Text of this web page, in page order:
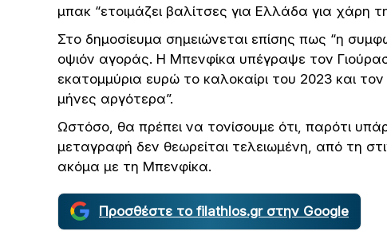
μπακ “ετοιμάζει βαλίτσες για Ελλάδα για χάρη
Στο δημοσίευμα σημειώνεται επίσης πως “η
οψιόν αγοράς. Η Μπενφίκα υπέγραψε τον
εκατομμύρια ευρώ το καλοκαίρι του 2023 και
μήνες αργότερα”.
Ωστόσο, θα πρέπει να τονίσουμε ότι, παρότι
μεταγραφή δεν θεωρείται τελειωμένη, από τη
ακόμα με τη Μπενφίκα.
Προσθέστε το filathlos.gr στην Google